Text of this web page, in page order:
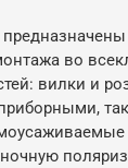
во
вилки и